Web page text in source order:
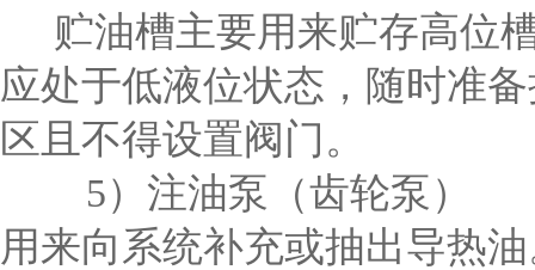
贮油槽主要用来贮存高位
应处于低液位状态，随时准
区且不得设置阀门。
5）注油泵（齿轮泵）
用来向系统补充或抽出导热